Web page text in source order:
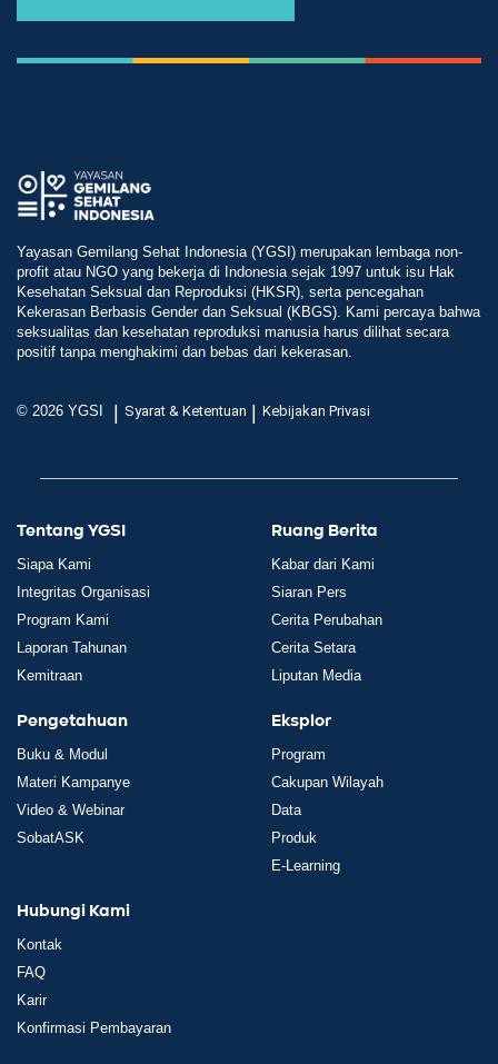
Yayasan Gemilang Sehat Indonesia (YGSI) merupakan lembaga non-
profit atau NGO yang bekerja di Indonesia sejak 1997 untuk isu Hak
Kesehatan Seksual dan Reproduksi (HKSR), serta pencegahan
Kekerasan Berbasis Gender dan Seksual (KBGS). Kami percaya bahwa
seksualitas dan kesehatan reproduksi manusia harus dilihat secara
positif tanpa menghakimi dan bebas dari kekerasan.
© 2026 YGSI Syarat & Ketentuan Kebijakan Privasi
Tentang YGSI
Siapa Kami
Integritas Organisasi
Program Kami
Laporan Tahunan
Kemitraan
Ruang Berita
Kabar dari Kami
Siaran Pers
Cerita Perubahan
Cerita Setara
Liputan Media
Pengetahuan
Buku & Modul
Materi Kampanye
Video & Webinar
SobatASK
Eksplor
Program
Cakupan Wilayah
Data
Produk
E-Learning
Hubungi Kami
Kontak
FAQ
Karir
Konfirmasi Pembayaran